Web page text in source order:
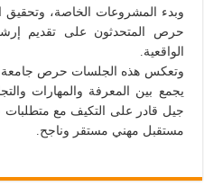
وبدء المشروعات الخاصة، وتحقيق
حرص المتحدثون على تقديم
الواقعية.
وتعكس هذه الجلسات حرص جامعة
يجمع بين المعرفة والمهارات
جيل قادر على التكيف مع متطلبات
مستقبل مهني مستقر وناجح.